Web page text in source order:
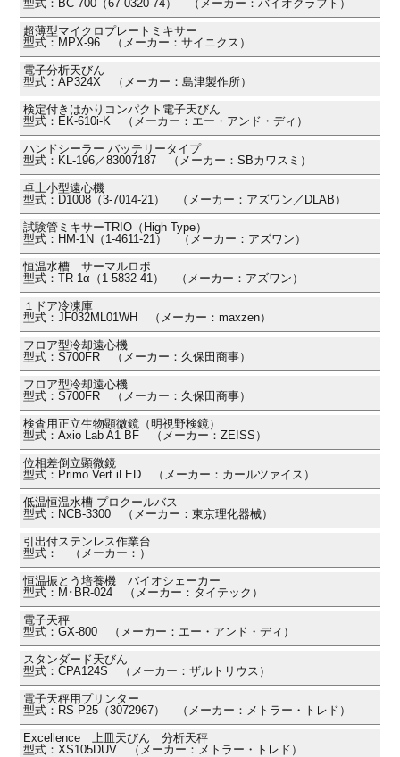
型式：BC-700（67-0320-74） （メーカー：バイオクラフト）
超薄型マイクロプレートミキサー
型式：MPX-96 （メーカー：サイニクス）
電子分析天びん
型式：AP324X （メーカー：島津製作所）
検定付きはかりコンパクト電子天びん
型式：EK-610i-K （メーカー：エー・アンド・ディ）
ハンドシーラー バッテリータイプ
型式：KL-196／83007187 （メーカー：SBカワスミ）
卓上小型遠心機
型式：D1008（3-7014-21） （メーカー：アズワン／DLAB）
試験管ミキサーTRIO（High Type）
型式：HM-1N（1-4611-21） （メーカー：アズワン）
恒温水槽 サーマルロボ
型式：TR-1α（1-5832-41） （メーカー：アズワン）
１ドア冷凍庫
型式：JF032ML01WH （メーカー：maxzen）
フロア型冷却遠心機
型式：S700FR （メーカー：久保田商事）
フロア型冷却遠心機
型式：S700FR （メーカー：久保田商事）
検査用正立生物顕微鏡（明視野検鏡）
型式：Axio Lab A1 BF （メーカー：ZEISS）
位相差倒立顕微鏡
型式：Primo Vert iLED （メーカー：カールツァイス）
低温恒温水槽 プロクールバス
型式：NCB-3300 （メーカー：東京理化器械）
引出付ステンレス作業台
型式： （メーカー：）
恒温振とう培養機 バイオシェーカー
型式：M･BR-024 （メーカー：タイテック）
電子天秤
型式：GX-800 （メーカー：エー・アンド・ディ）
スタンダード天びん
型式：CPA124S （メーカー：ザルトリウス）
電子天秤用プリンター
型式：RS-P25（3072967） （メーカー：メトラー・トレド）
Excellence 上皿天びん 分析天秤
型式：XS105DUV （メーカー：メトラー・トレド）